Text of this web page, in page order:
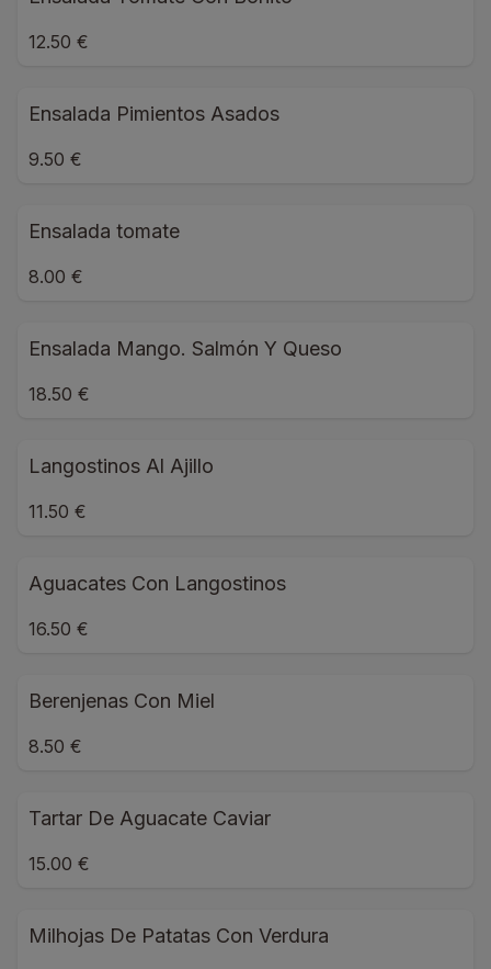
12.50 €
Ensalada Pimientos Asados
9.50 €
Ensalada tomate
8.00 €
Ensalada Mango. Salmón Y Queso
18.50 €
Langostinos Al Ajillo
11.50 €
Aguacates Con Langostinos
16.50 €
Berenjenas Con Miel
8.50 €
Tartar De Aguacate Caviar
15.00 €
Milhojas De Patatas Con Verdura